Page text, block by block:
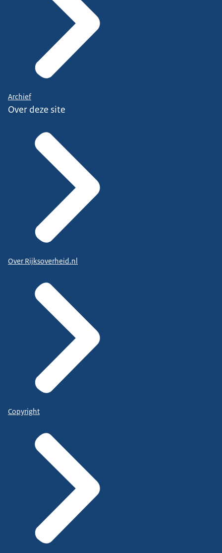
Archief
Over deze site
Over Rijksoverheid.nl
Copyright